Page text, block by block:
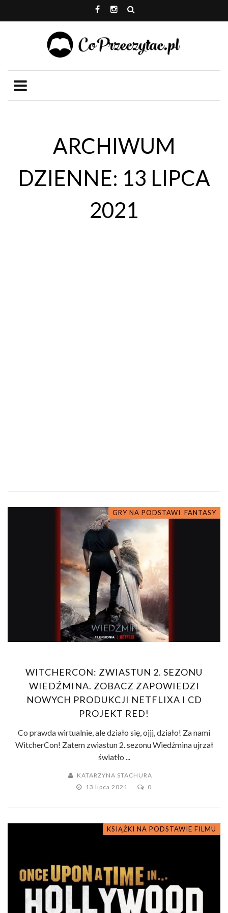
ARCHIWUM
DZIENNE: 13 LIPCA
2021
GRY NA PODSTAWIE KSIĄŻEK
FANTASY
WITCHERCON: ZWIASTUN 2. SEZONU
WIEDŹMINA. ZOBACZ ZAPOWIEDZI
NOWYCH PRODUKCJI NETFLIXA I CD
PROJEKT RED!
Co prawda wirtualnie, ale działo się, ojjj, działo! Za nami
WitcherCon! Zatem zwiastun 2. sezonu Wiedźmina ujrzał
światło ...
KATARZYNA STACHURA
13 lipca 2021
0
KSIĄŻKI NA PODSTAWIE FILMU